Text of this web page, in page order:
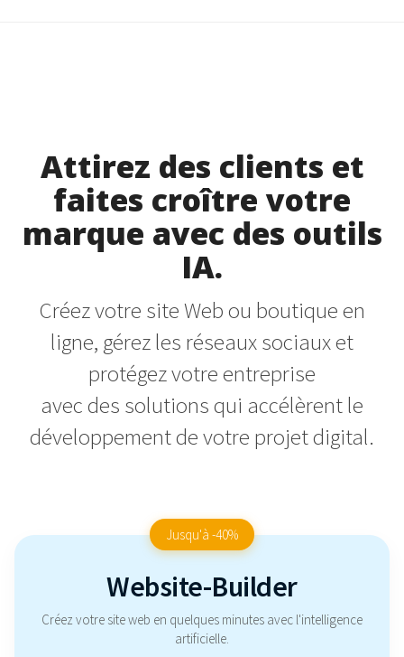
Attirez des clients et
faites croître votre
marque avec des outils
IA.
Créez votre site Web ou boutique en
ligne, gérez les réseaux sociaux et
protégez votre entreprise
avec des solutions qui accélèrent le
développement de votre projet digital.
Jusqu'à -40%
Website-Builder
Créez votre site web en quelques minutes avec l'intelligence
artificielle.